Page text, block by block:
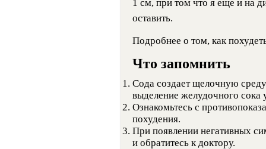
1 см, при том что я еще и на
оставить.
Подробнее о том, как
Что запомнить
Сода создает щелочную
выделение желудочного сока
Ознакомьтесь с
похудения.
При появлении негативных
и обратитесь к доктору.